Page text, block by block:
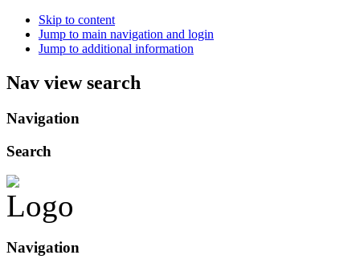
Skip to content
Jump to main navigation and login
Jump to additional information
Nav view search
Navigation
Search
Navigation